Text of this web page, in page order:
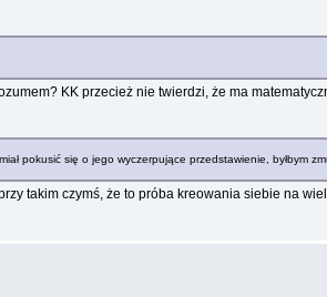
KK przecież nie twierdzi, że ma
pokusić się o jego wyczerpujące przedstawienie, byłbym
takim czymś, że to próba kreowania siebie na